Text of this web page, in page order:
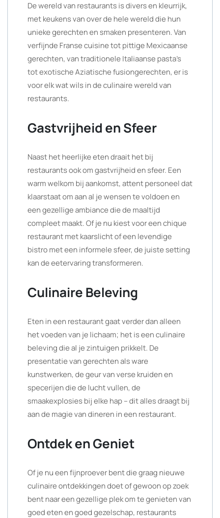
De wereld van restaurants is divers en kleurrijk,
met keukens van over de hele wereld die hun
unieke gerechten en smaken presenteren. Van
verfijnde Franse cuisine tot pittige Mexicaanse
gerechten, van traditionele Italiaanse pasta’s
tot exotische Aziatische fusiongerechten, er is
voor elk wat wils in de culinaire wereld van
restaurants.
Gastvrijheid en Sfeer
Naast het heerlijke eten draait het bij
restaurants ook om gastvrijheid en sfeer. Een
warm welkom bij aankomst, attent personeel dat
klaarstaat om aan al je wensen te voldoen en
een gezellige ambiance die de maaltijd
compleet maakt. Of je nu kiest voor een chique
restaurant met kaarslicht of een levendige
bistro met een informele sfeer, de juiste setting
kan de eetervaring transformeren.
Culinaire Beleving
Eten in een restaurant gaat verder dan alleen
het voeden van je lichaam; het is een culinaire
beleving die al je zintuigen prikkelt. De
presentatie van gerechten als ware
kunstwerken, de geur van verse kruiden en
specerijen die de lucht vullen, de
smaakexplosies bij elke hap – dit alles draagt bij
aan de magie van dineren in een restaurant.
Ontdek en Geniet
Of je nu een fijnproever bent die graag nieuwe
culinaire ontdekkingen doet of gewoon op zoek
bent naar een gezellige plek om te genieten van
goed eten en goed gezelschap, restaurants